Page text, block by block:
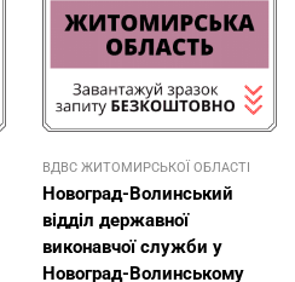
ВДВС ЖИТОМИРСЬКОЇ ОБЛАСТІ
Новоград-Волинський
відділ державної
виконавчої служби у
Новоград-Волинському